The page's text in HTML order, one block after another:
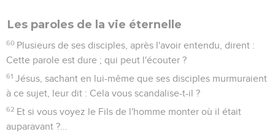
Les paroles de la vie éternelle
60 Plusieurs de ses disciples, après l'avoir entendu, dirent :
Cette parole est dure ; qui peut l'écouter ?
61 Jésus, sachant en lui-même que ses disciples murmuraient
à ce sujet, leur dit : Cela vous scandalise-t-il ?
62 Et si vous voyez le Fils de l'homme monter où il était
auparavant ?...